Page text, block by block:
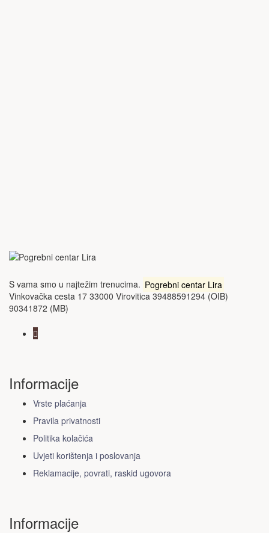
S vama smo u najtežim trenucima. Pogrebni centar Lira
Vinkovačka cesta 17 33000 Virovitica 39488591294 (OIB)
90341872 (MB)
Informacije
Vrste plaćanja
Pravila privatnosti
Politika kolačića
Uvjeti korištenja i poslovanja
Reklamacije, povrati, raskid ugovora
Informacije